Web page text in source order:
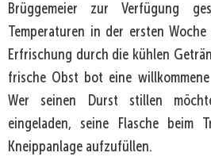
Brüggemeier zur Verfügung
Temperaturen in der ersten
Erfrischung durch die kühlen
frische Obst bot eine
Wer seinen Durst stillen
eingeladen, seine Flasche beim
Kneippanlage aufzufüllen.